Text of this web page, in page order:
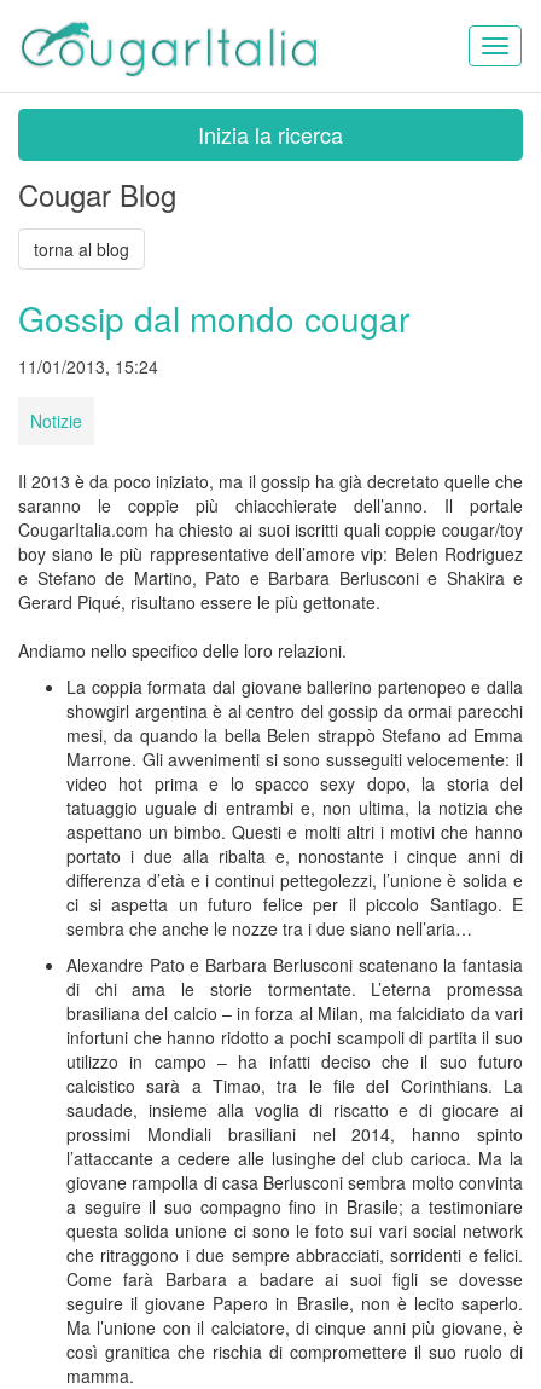
Inizia la ricerca
Cougar Blog
torna al blog
Gossip dal mondo cougar
11/01/2013, 15:24
Notizie
Il 2013 è da poco iniziato, ma il gossip ha già decretato quelle che
saranno le coppie più chiacchierate dell’anno. Il portale
CougarItalia.com ha chiesto ai suoi iscritti quali coppie cougar/toy
boy siano le più rappresentative dell’amore vip: Belen Rodriguez
e Stefano de Martino, Pato e Barbara Berlusconi e Shakira e
Gerard Piqué, risultano essere le più gettonate.
Andiamo nello specifico delle loro relazioni.
La coppia formata dal giovane ballerino partenopeo e dalla
showgirl argentina è al centro del gossip da ormai parecchi
mesi, da quando la bella Belen strappò Stefano ad Emma
Marrone. Gli avvenimenti si sono susseguiti velocemente: il
video hot prima e lo spacco sexy dopo, la storia del
tatuaggio uguale di entrambi e, non ultima, la notizia che
aspettano un bimbo. Questi e molti altri i motivi che hanno
portato i due alla ribalta e, nonostante i cinque anni di
differenza d’età e i continui pettegolezzi, l’unione è solida e
ci si aspetta un futuro felice per il piccolo Santiago. E
sembra che anche le nozze tra i due siano nell’aria…
Alexandre Pato e Barbara Berlusconi scatenano la fantasia
di chi ama le storie tormentate. L’eterna promessa
brasiliana del calcio – in forza al Milan, ma falcidiato da vari
infortuni che hanno ridotto a pochi scampoli di partita il suo
utilizzo in campo – ha infatti deciso che il suo futuro
calcistico sarà a Timao, tra le file del Corinthians. La
saudade, insieme alla voglia di riscatto e di giocare ai
prossimi Mondiali brasiliani nel 2014, hanno spinto
l’attaccante a cedere alle lusinghe del club carioca. Ma la
giovane rampolla di casa Berlusconi sembra molto convinta
a seguire il suo compagno fino in Brasile; a testimoniare
questa solida unione ci sono le foto sui vari social network
che ritraggono i due sempre abbracciati, sorridenti e felici.
Come farà Barbara a badare ai suoi figli se dovesse
seguire il giovane Papero in Brasile, non è lecito saperlo.
Ma l’unione con il calciatore, di cinque anni più giovane, è
così granitica che rischia di compromettere il suo ruolo di
mamma.